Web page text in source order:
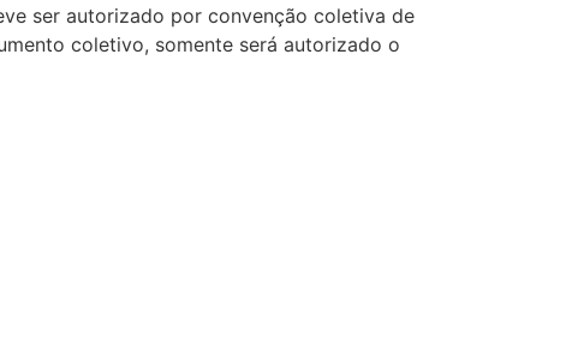
ser autorizado por convenção coletiva de
coletivo, somente será autorizado o